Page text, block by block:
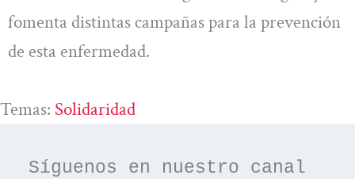
fomenta distintas campañas para la prevención
de esta enfermedad.
Temas: Solidaridad
Síguenos en nuestro canal